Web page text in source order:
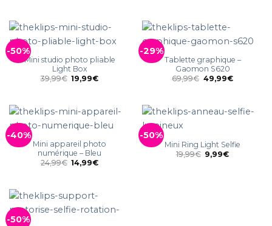
-50%
Mini studio photo pliable
Light Box
39,99€ 19,99€
-29%
Tablette graphique –
Gaomon S620
69,99€ 49,99€
-40%
Mini appareil photo
numérique – Bleu
24,99€ 14,99€
-50%
Mini Ring Light Selfie
19,99€ 9,99€
-50%